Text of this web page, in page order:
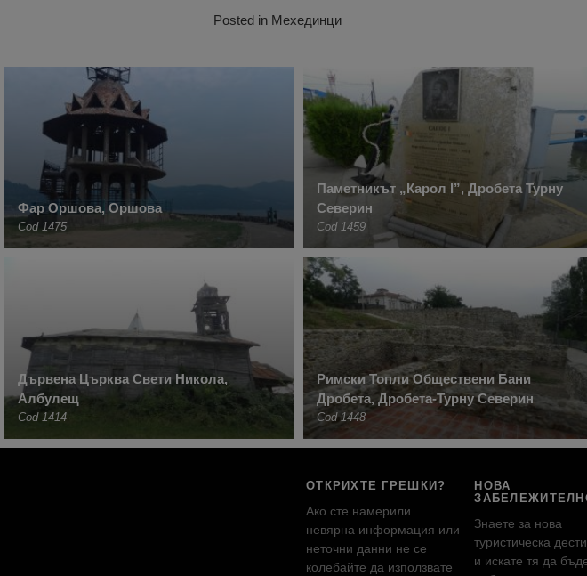
Posted in Мехединци
Фар Оршова, Оршова
Cod 1475
Паметникът „Карол I”, Дробета Турну
Северин
Cod 1459
Дървена Църква Свети Никола,
Албулещ
Cod 1414
Римски Топли Обществени Бани
Дробета, Дробета-Турну Северин
Cod 1448
ОТКРИХТЕ ГРЕШКИ?
Ако сте намерили
невярна информация или
неточни данни не се
колебайте да използвате
НОВА
Знаете за нова
туристическа
и искате тя да